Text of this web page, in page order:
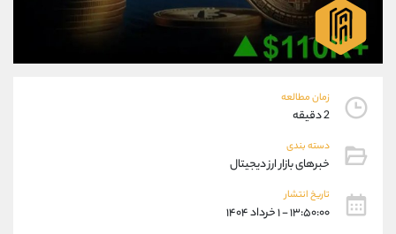
زمان مطالعه
2 دقیقه
دسته بندی
خبرهای بازار ارز دیجیتال
تاریخ انتشار
۱۳:۵۰:۰۰ - ۱ خرداد ۱۴۰۴
09304891085
واتساپ شروع گفتگو
تلگرام
پشتیبان فروش
موبایل
واتساپ
تلگرام
داخلی